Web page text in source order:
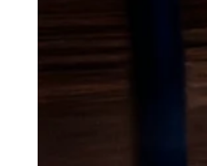
Mår kan
mindre
ødelægge
bliver